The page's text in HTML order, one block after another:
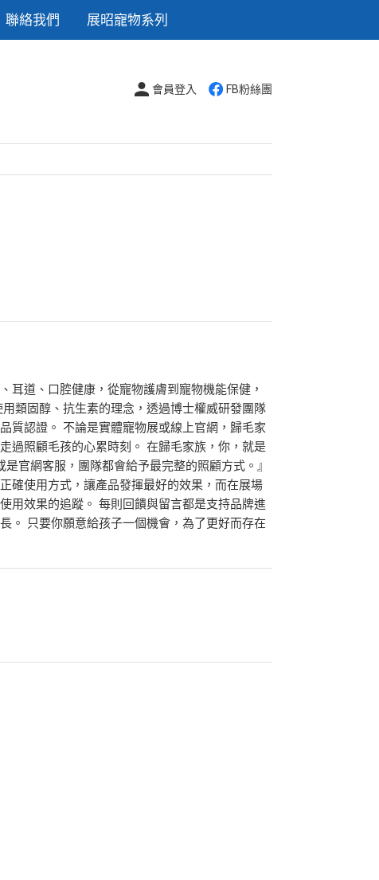
聯絡我們 展昭寵物系列
會員登入 FB粉絲團
耳道、口腔健康，從寵物護膚到寵物機能保健，
類固醇、抗生素的理念，透過博士權威研發團隊
質認證。 不論是實體寵物展或線上官網，歸毛家
過照顧毛孩的心累時刻。 在歸毛家族，你，就是
官網客服，團隊都會給予最完整的照顧方式。』
確使用方式，讓產品發揮最好的效果，而在展場
用效果的追蹤。 每則回饋與留言都是支持品牌進
。 只要你願意給孩子一個機會，為了更好而存在